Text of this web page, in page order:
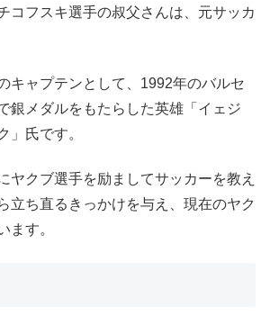
コフスキ選手の叔父さんは、元サッカ
キャプテンとして、1992年のバルセ
銀メダルをもたらした英雄「イェジ
」氏です。
ヤクブ選手を励ましてサッカーを教え
立ち直るきっかけを与え、現在のヤク
ます。